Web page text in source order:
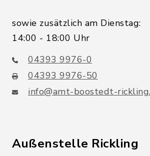
sowie zusätzlich am Dienstag:
14:00 - 18:00 Uhr
04393 9976-0
04393 9976-50
info@amt-boostedt-
Außenstelle Rickling